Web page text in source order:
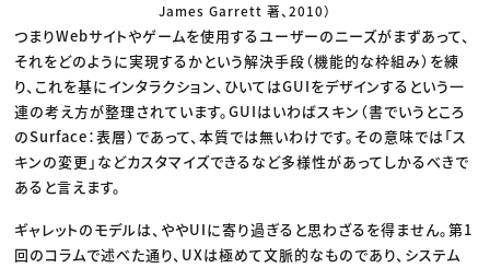
James Garrett 著、2010）
つまりWebサイトやゲームを使用するユーザーのニーズがまずあって、
それをどのように実現するかという解決手段（機能的な枠組み）を練
り、これを基にインタラクション、ひいてはGUIをデザインするという一
連の考え方が整理されています。GUIはいわばスキン（書でいうところ
のSurface：表層）であって、本質では無いわけです。その意味では「ス
キンの変更」などカスタマイズできるなど多様性があってしかるべきで
あると言えます。
ギャレットのモデルは、ややUIに寄り過ぎると思わざるを得ません。第1
回のコラムで述べた通り、UXは極めて文脈的なものであり、システム